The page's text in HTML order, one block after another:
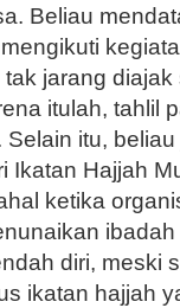
Beliau
jarang
itulah, tahlil
Selain itu,
Ikatan Hajjah
ketika
diri, meski
ikatan hajjah